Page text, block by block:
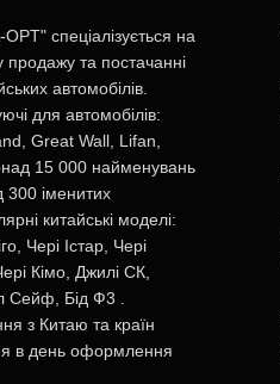
спеціалізується на
продажу та постачанні
автомобілів.
для автомобілів:
Great Wall, Lifan,
15 000 найменувань
300 іменитих
китайські моделі:
Чері Істар, Чері
Кімо, Джилі СК,
Сейф, Бід Ф3 .
з Китаю та країн
в день оформлення